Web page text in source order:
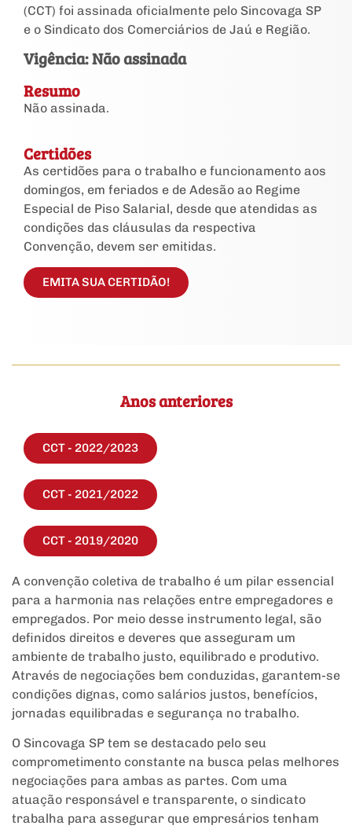
(CCT) foi assinada oficialmente pelo Sincovaga SP
e o Sindicato dos Comerciários de Jaú e Região.
Vigência: Não assinada
Resumo
Não assinada.
Certidões
As certidões para o trabalho e funcionamento aos
domingos, em feriados e de Adesão ao Regime
Especial de Piso Salarial, desde que atendidas as
condições das cláusulas da respectiva
Convenção, devem ser emitidas.
EMITA SUA CERTIDÃO!
Anos anteriores
CCT - 2022/2023
CCT - 2021/2022
CCT - 2019/2020
A convenção coletiva de trabalho é um pilar essencial
para a harmonia nas relações entre empregadores e
empregados. Por meio desse instrumento legal, são
definidos direitos e deveres que asseguram um
ambiente de trabalho justo, equilibrado e produtivo.
Através de negociações bem conduzidas, garantem-se
condições dignas, como salários justos, benefícios,
jornadas equilibradas e segurança no trabalho.
O Sincovaga SP tem se destacado pelo seu
comprometimento constante na busca pelas melhores
negociações para ambas as partes. Com uma
atuação responsável e transparente, o sindicato
trabalha para assegurar que empresários tenham